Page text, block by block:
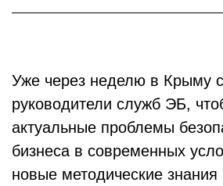
Уже через неделю в Крыму
руководители служб ЭБ,
актуальные проблемы
бизнеса в современных
новые методические знания